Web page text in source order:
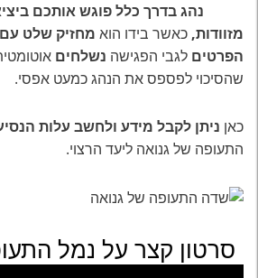
נהג בדרך כלל פוגש אותכם
מזוודות, כאשר בידו הוא מחזיק שלט
הפרטים לגבי הפגישה נשלחים
שהסיכוי לפספס את הנהג כמעט אפסי.
כאן ניתן לקבל מידע ולחשב עלות
התעופה של גנואה ליעד הרצוי.
סרטון קצר על נמל